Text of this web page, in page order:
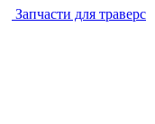
Запчасти для траверс